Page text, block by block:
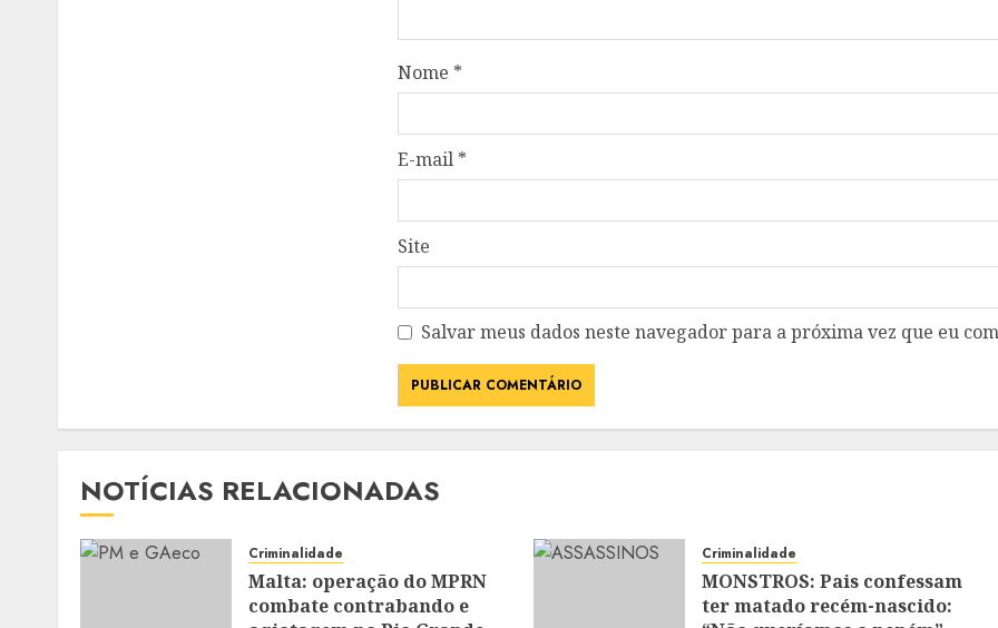
Nome *
E-mail *
Site
Salvar meus dados neste navegador para a próxima vez que eu
NOTÍCIAS RELACIONADAS
Criminalidade
Malta: operação do MPRN
combate contrabando e
Criminalidade
MONSTROS: Pais confessam
ter matado recém-nascido: